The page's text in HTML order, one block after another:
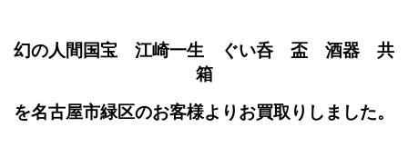
幻の人間国宝 江崎一生 ぐい呑 盃 酒器 共
箱
を名古屋市緑区のお客様よりお買取りしました。